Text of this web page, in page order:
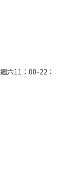
六11：00-22：